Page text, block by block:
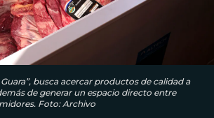
Guara”, busca acercar productos de calidad a
de generar un espacio directo entre
Foto: Archivo